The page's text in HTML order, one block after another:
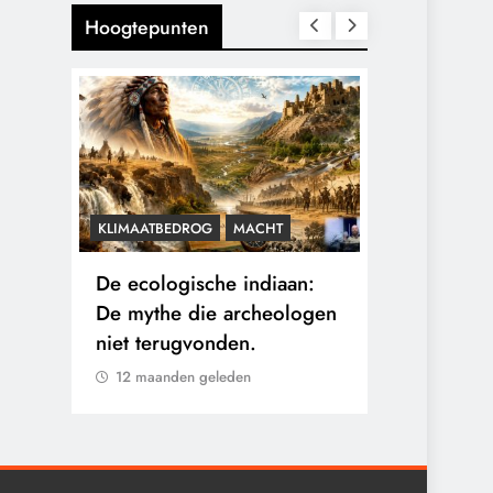
Hoogtepunten
KLIMAATBEDROG MACHT
De ecologische indiaan:
De mythe die archeologen
niet terugvonden.
12 maanden geleden